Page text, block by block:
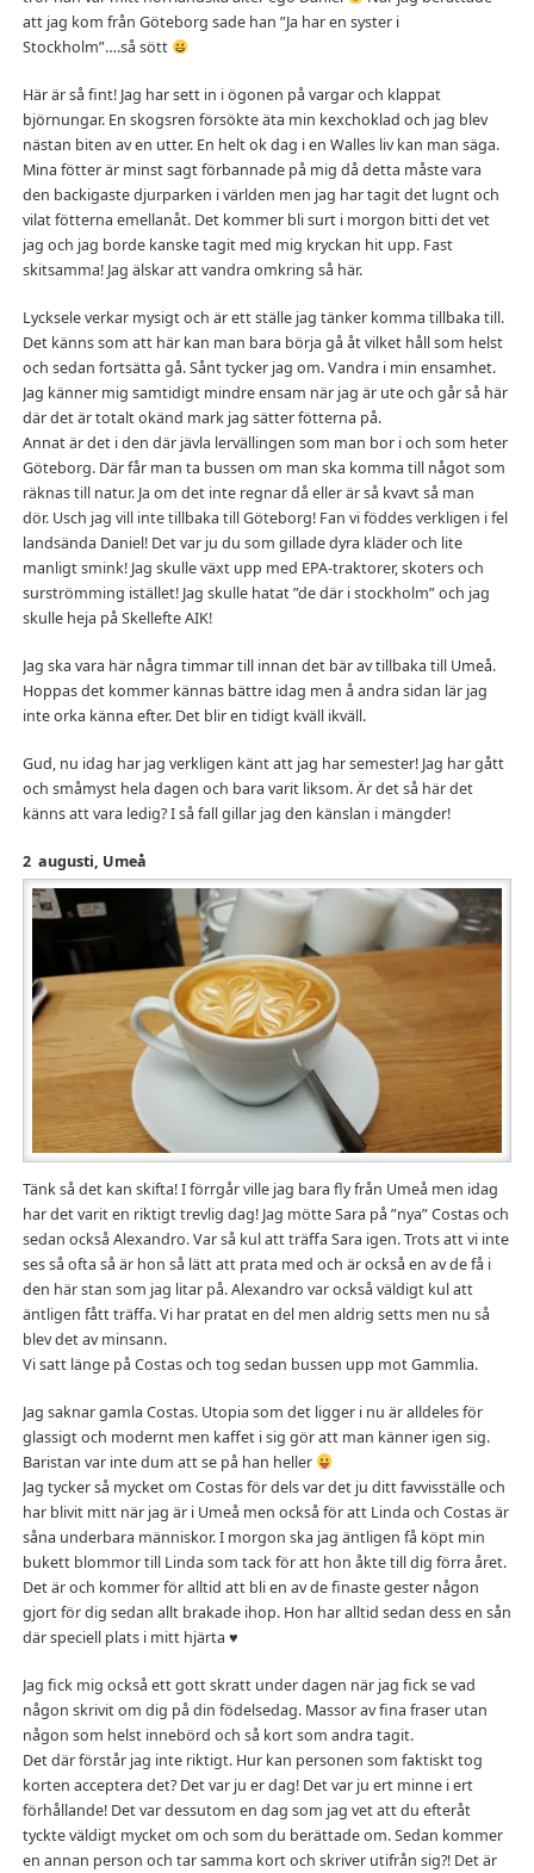
att jag kom från Göteborg sade han ”Ja har en syster i
Stockholm”….så sött
Här är så fint! Jag har sett in i ögonen på vargar och klappat
björnungar. En skogsren försökte äta min kexchoklad och jag blev
nästan biten av en utter. En helt ok dag i en Walles liv kan man säga.
Mina fötter är minst sagt förbannade på mig då detta måste vara
den backigaste djurparken i världen men jag har tagit det lugnt och
vilat fötterna emellanåt. Det kommer bli surt i morgon bitti det vet
jag och jag borde kanske tagit med mig kryckan hit upp. Fast
skitsamma! Jag älskar att vandra omkring så här.
Lycksele verkar mysigt och är ett ställe jag tänker komma tillbaka till.
Det känns som att här kan man bara börja gå åt vilket håll som helst
och sedan fortsätta gå. Sånt tycker jag om. Vandra i min ensamhet.
Jag känner mig samtidigt mindre ensam när jag är ute och går så här
där det är totalt okänd mark jag sätter fötterna på.
Annat är det i den där jävla lervällingen som man bor i och som heter
Göteborg. Där får man ta bussen om man ska komma till något som
räknas till natur. Ja om det inte regnar då eller är så kvavt så man
dör. Usch jag vill inte tillbaka till Göteborg! Fan vi föddes verkligen i fel
landsända Daniel! Det var ju du som gillade dyra kläder och lite
manligt smink! Jag skulle växt upp med EPA-traktorer, skoters och
surströmming istället! Jag skulle hatat ”de där i stockholm” och jag
skulle heja på Skellefte AIK!
Jag ska vara här några timmar till innan det bär av tillbaka till Umeå.
Hoppas det kommer kännas bättre idag men å andra sidan lär jag
inte orka känna efter. Det blir en tidigt kväll ikväll.
Gud, nu idag har jag verkligen känt att jag har semester! Jag har gått
och småmyst hela dagen och bara varit liksom. Är det så här det
känns att vara ledig? I så fall gillar jag den känslan i mängder!
2 augusti, Umeå
Tänk så det kan skifta! I förrgår ville jag bara fly från Umeå men idag
har det varit en riktigt trevlig dag! Jag mötte Sara på ”nya” Costas och
sedan också Alexandro. Var så kul att träffa Sara igen. Trots att vi inte
ses så ofta så är hon så lätt att prata med och är också en av de få i
den här stan som jag litar på. Alexandro var också väldigt kul att
äntligen fått träffa. Vi har pratat en del men aldrig setts men nu så
blev det av minsann.
Vi satt länge på Costas och tog sedan bussen upp mot Gammlia.
Jag saknar gamla Costas. Utopia som det ligger i nu är alldeles för
glassigt och modernt men kaffet i sig gör att man känner igen sig.
Baristan var inte dum att se på han heller
Jag tycker så mycket om Costas för dels var det ju ditt favvisställe och
har blivit mitt när jag är i Umeå men också för att Linda och Costas är
såna underbara människor. I morgon ska jag äntligen få köpt min
bukett blommor till Linda som tack för att hon åkte till dig förra året.
Det är och kommer för alltid att bli en av de finaste gester någon
gjort för dig sedan allt brakade ihop. Hon har alltid sedan dess en sån
där speciell plats i mitt hjärta ♥
Jag fick mig också ett gott skratt under dagen när jag fick se vad
någon skrivit om dig på din födelsedag. Massor av fina fraser utan
någon som helst innebörd och så kort som andra tagit.
Det där förstår jag inte riktigt. Hur kan personen som faktiskt tog
korten acceptera det? Det var ju er dag! Det var ju ert minne i ert
förhållande! Det var dessutom en dag som jag vet att du efteråt
tyckte väldigt mycket om och som du berättade om. Sedan kommer
en annan person och tar samma kort och skriver utifrån sig?! Det är